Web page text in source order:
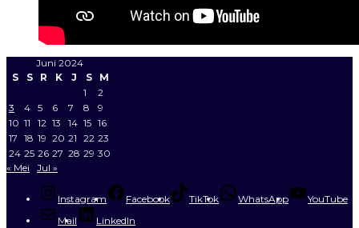
Juni 2024
S
S R K J S
M
1
2
3
4 5 6 7 8
9
10 11 12 13 14 15 16
17 18 19 20 21 22 23
24 25 26 27 28 29 30
« Mei
Jul »
Instagram Facebook TikTok WhatsApp
YouTube
Mail
LinkedIn